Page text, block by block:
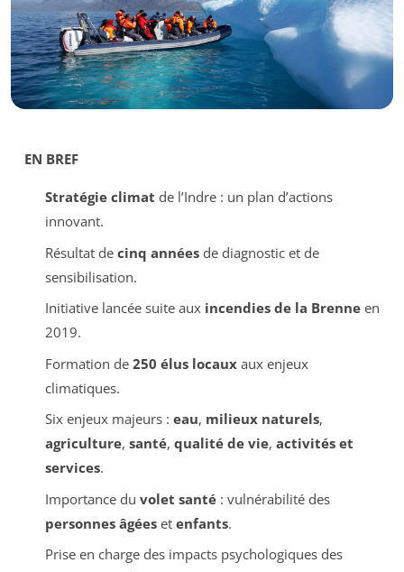
EN BREF
Stratégie climat de l’Indre : un plan d’actions
innovant.
Résultat de cinq annéesde diagnostic et de
sensibilisation.
Initiative lancée suite aux incendies de la Brenneen
2019.
Formation de 250 élus locauxaux enjeux
climatiques.
Six enjeux majeurs : eau, milieux naturels,
agriculture, santé, qualité de vie, activités et
services.
Importance du volet santé: vulnérabilité des
personnes âgéeset enfants.
Prise en charge des impacts psychologiques des